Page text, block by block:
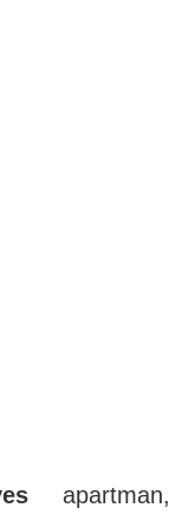
apartman,